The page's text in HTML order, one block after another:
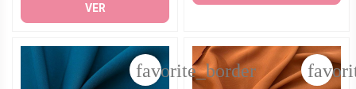
VER
favorite_border